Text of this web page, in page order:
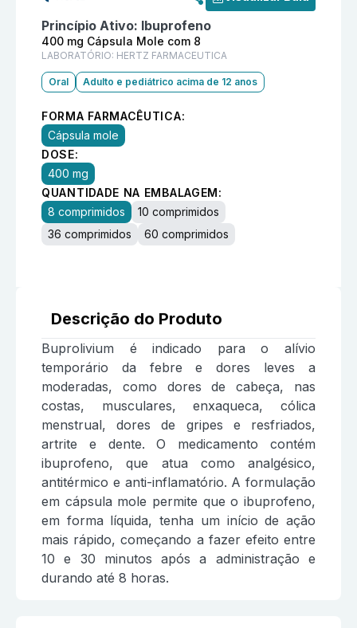
Princípio Ativo: Ibuprofeno
400 mg Cápsula Mole com 8
LABORATÓRIO: HERTZ FARMACEUTICA
Oral Adulto e pediátrico acima de 12 anos
FORMA FARMACÊUTICA:
Cápsula mole
DOSE:
400 mg
QUANTIDADE NA EMBALAGEM:
8 comprimidos
10 comprimidos
36 comprimidos
60 comprimidos
Descrição do Produto
Buprolivium é indicado para o alívio
temporário da febre e dores leves a
moderadas, como dores de cabeça, nas
costas, musculares, enxaqueca, cólica
menstrual, dores de gripes e resfriados,
artrite e dente. O medicamento contém
ibuprofeno, que atua como analgésico,
antitérmico e anti-inflamatório. A formulação
em cápsula mole permite que o ibuprofeno,
em forma líquida, tenha um início de ação
mais rápido, começando a fazer efeito entre
10 e 30 minutos após a administração e
durando até 8 horas.